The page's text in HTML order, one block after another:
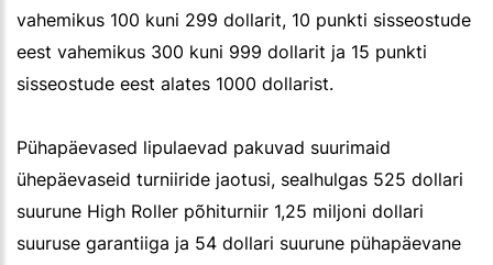
vahemikus 100 kuni 299 dollarit, 10 punkti sisseostude
eest vahemikus 300 kuni 999 dollarit ja 15 punkti
sisseostude eest alates 1000 dollarist.
Pühapäevased lipulaevad pakuvad suurimaid
ühepäevaseid turniiride jaotusi, sealhulgas 525 dollari
suurune High Roller põhiturniir 1,25 miljoni dollari
suuruse garantiiga ja 54 dollari suurune pühapäevane